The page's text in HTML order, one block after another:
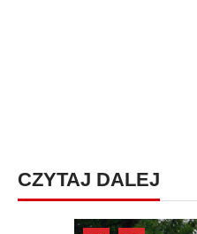
CZYTAJ DALEJ